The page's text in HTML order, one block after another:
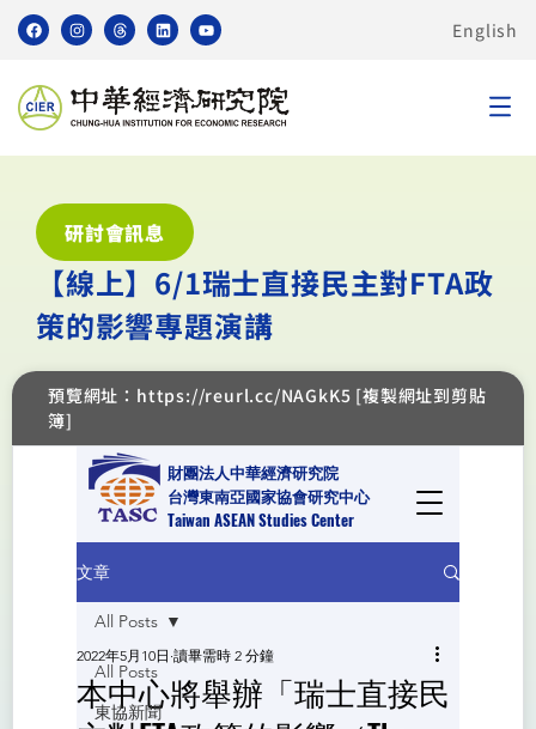
English
研討會訊息
【線上】6/1瑞士直接民主對FTA政
策的影響專題演講
預覽網址：https://reurl.cc/NAGkK5 [複製網址到剪貼
簿]